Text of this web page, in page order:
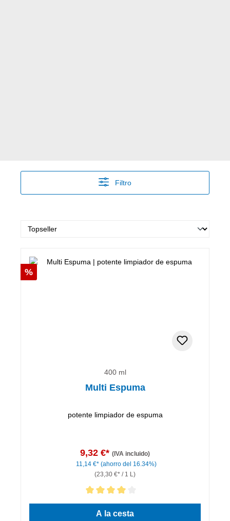
Filtro
Descuento
%
400 ml
Multi Espuma
potente limpiador de espuma
9,32 €* (IVA incluido)
11,14 €* (ahorro del 16.34%)
(23,30 €* / 1 L)
Calificación promedio de 4 de 5 estrellas
A la cesta